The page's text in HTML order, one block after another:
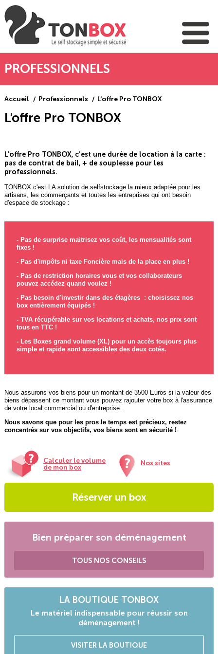
PROFESSIONNELS
Accueil Professionnels L'offre Pro TONBOX
L'offre Pro TONBOX
L'offre Pro TONBOX, c'est une durée de location à la carte :
pas de contrat de bail, + de souplesse pour les
professionnels.
TONBOX c'est LA solution de selfstockage la mieux adaptée pour les
artisans, les commerçants et toutes les entreprises qui ont besoin
d'espace de stockage :
- Pas de surprise maitrisez vos coût, les mensualités sont
fixes !
- Pas d'impôts ni taxe Foncière mais de la place en plus !
- Pas de restriction horaires vous et vos collaborateurs
pouvez accédez quand voulez !
- Pas besoin d'investir dans des étagères : choisissez nos
box entièrement équipés !
- TVA récupérable sur vos locations et achats, nos prix sont
tous en TTC !
- Les Boxes grand volume (XL) pour un accès toujours plus
simple et rapide sont accessibles des deux cotés.
Nous assurons vos biens pour un montant de 3500 Euros si la valeur des
biens dépassent ce montant vous pouvez rajouter votre box à l'assurance
de votre local commercial ou d'entreprise.
Nous savons que pour les pros le temps est précieux, restez
concentrés sur vos objectifs, vos biens sont en sécurité !
Calculer le volume
de mon box
Nos sites
Réserver un box
Bien préparer son déménagement
TOUS NOS CONSEILS
LA BOUTIQUE TONBOX
Le matériel indispensable pour réussir son
déménagement !
VISITER LA BOUTIQUE